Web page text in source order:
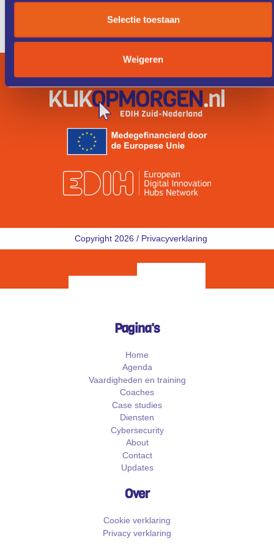
Selectie toestaan
Weigeren
EEN COACH
Copyright 2026 / Privacyverklaring
Pagina's
Home
Agenda
Vaardigheden en training
Coaches
Case studies
Diensten
Cybersecurity
About
Contact
Updates
Over
Cookie verklaring
Privacy verklaring